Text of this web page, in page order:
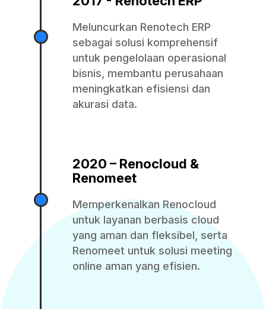
Meluncurkan Renotech ERP
sebagai solusi komprehensif
untuk pengelolaan operasional
bisnis, membantu perusahaan
meningkatkan efisiensi dan
akurasi data.
2020 – Renocloud &
Renomeet
Memperkenalkan Renocloud
untuk layanan berbasis cloud
yang aman dan fleksibel, serta
Renomeet untuk solusi meeting
online aman yang efisien.